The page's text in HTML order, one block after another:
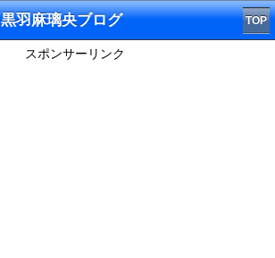
黒羽麻璃央ブログ TOP
スポンサーリンク